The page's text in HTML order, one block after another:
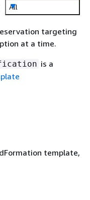
All
targeting
at a time.
is a
template,